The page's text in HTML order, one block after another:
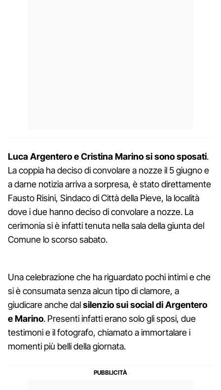
Luca Argentero e Cristina Marino si sono sposati.
La coppia ha deciso di convolare a nozze il 5 giugno e
a darne notizia arriva a sorpresa, è stato direttamente
Fausto Risini, Sindaco di Città della Pieve, la località
dove i due hanno deciso di convolare a nozze. La
cerimonia si è infatti tenuta nella sala della giunta del
Comune lo scorso sabato.
Una celebrazione che ha riguardato pochi intimi e che
si è consumata senza alcun tipo di clamore, a
giudicare anche dalsilenzio sui social di Argentero
e Marino. Presenti infatti erano solo gli sposi, due
testimoni e il fotografo, chiamato a immortalare i
momenti più belli della giornata.